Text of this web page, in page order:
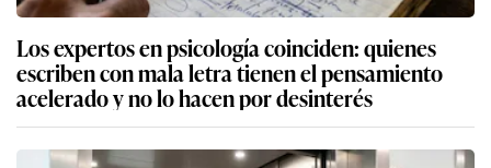
Los expertos en psicología coinciden: quienes
escriben con mala letra tienen el pensamiento
acelerado y no lo hacen por desinterés